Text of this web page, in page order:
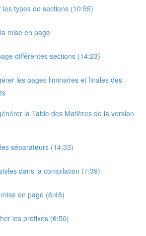
les types de sections (10:55)
mise en page
différentes sections (14:23)
les pages liminaires et finales des
la Table des Matières de la version
séparateurs (14:33)
dans la compilation (7:39)
en page (6:48)
les préfixes (6:50)